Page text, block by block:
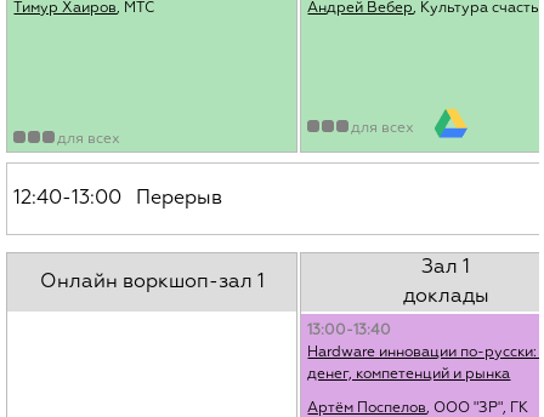
Тимур Хаиров, МТС
для всех
Андрей Вебер, Культура
для всех
12:40-13:00 Перерыв
Онлайн воркшоп-зал 1
Зал 1
доклады
13:00-13:40
Hardware инновации по-русски:
денег, компетенций и рынка
Артём Поспелов, ООО "ЗР", ГК